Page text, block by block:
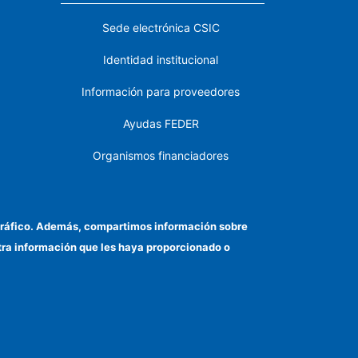
Sede electrónica CSIC
Identidad institucional
Información para proveedores
Ayudas FEDER
Organismos financiadores
Cómo llegar
Además, compartimos información sobre
información que les haya proporcionado o